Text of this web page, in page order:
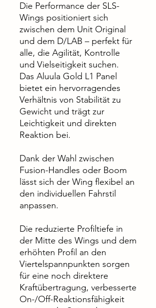
Die Performance der SLS-
Wings positioniert sich
zwischen dem Unit Original
und dem D/LAB – perfekt für
alle, die Agilität, Kontrolle
und Vielseitigkeit suchen.
Das Aluula Gold L1 Panel
bietet ein hervorragendes
Verhältnis von Stabilität zu
Gewicht und trägt zur
Leichtigkeit und direkten
Reaktion bei.
Dank der Wahl zwischen
Fusion-Handles oder Boom
lässt sich der Wing flexibel an
den individuellen Fahrstil
anpassen.
Die reduzierte Profiltiefe in
der Mitte des Wings und dem
erhöhten Profil an den
Viertelspannpunkten sorgen
für eine noch direktere
Kraftübertragung, verbesserte
On-/Off-Reaktionsfähigkeit